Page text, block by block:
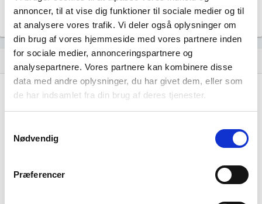
annoncer, til at vise dig funktioner til sociale medier og til
at analysere vores trafik. Vi deler også oplysninger om
din brug af vores hjemmeside med vores partnere inden
for sociale medier, annonceringspartnere og
analysepartnere. Vores partnere kan kombinere disse
data med andre oplysninger, du har givet dem, eller som
de har indsamlet fra din brug af deres tjenester.
Nødvendig
Præferencer
Tegningsregel
Selskabet tegnes af en direktør.
Udvikling i antal ansatte
beskæftigelse endnu. Vi kan derfor ikke